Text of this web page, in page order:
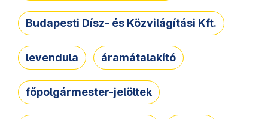
Budapesti Dísz- és Közvilágítási Kft.
levendula áramátalakító
főpolgármester-jelöltek